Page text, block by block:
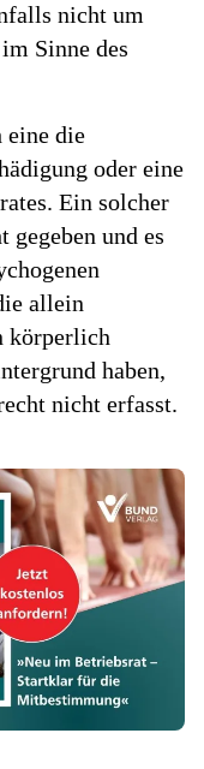
nicht um
Sinne des
eine die
oder eine
Ein solcher
und es
allein
körperlich
haben,
nicht erfasst.